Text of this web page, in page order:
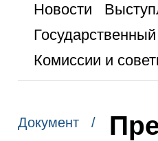
Новости
Комиссии и
Документ /